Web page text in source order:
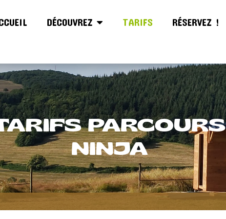
DÉCOUVREZ TARIFS RÉSERVEZ !
PARCOURS
NINJA